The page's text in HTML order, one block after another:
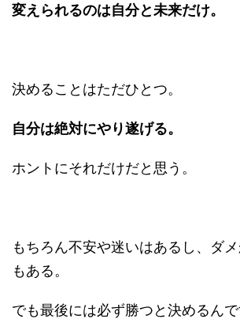
変えられるのは自分と未来だけ。
決めることはただひとつ。
自分は絶対にやり遂げる。
ホントにそれだけだと思う。
もちろん不安や迷いはあるし、ダ
もある。
でも最後には必ず勝つと決めるんで